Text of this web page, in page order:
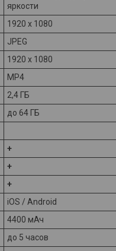
яркости
1920 х 1080
JPEG
1920 х 1080
MP4
2,4 ГБ
до 64 ГБ
+
+
+
iOS / Android
4400 мАч
до 5 часов